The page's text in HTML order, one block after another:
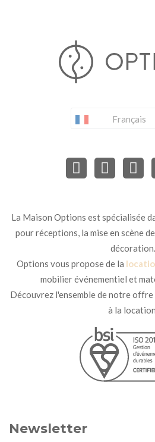
Français
La Maison Options est spécialisée
pour réceptions, la mise en scène
décoration.
Options vous propose de la
mobilier événementiel et
Découvrez l'ensemble de notre
à la
Newsletter